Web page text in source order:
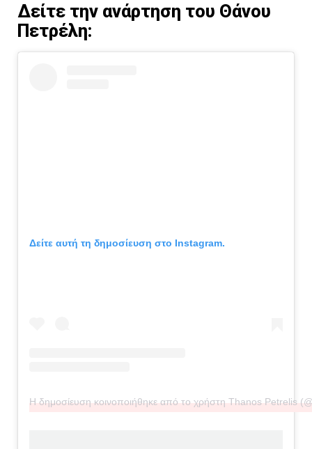
Δείτε την ανάρτηση του Θάνου
Πετρέλη:
Δείτε αυτή τη δημοσίευση στο Instagram.
Η δημοσίευση κοινοποιήθηκε από το χρήστη Thanos Petrelis